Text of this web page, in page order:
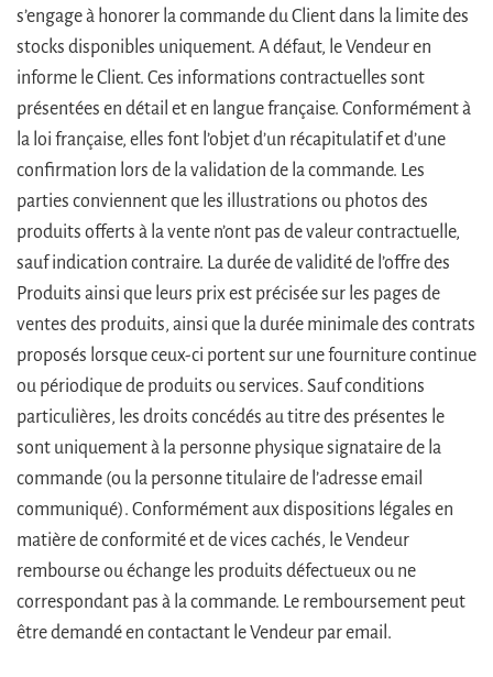
s’engage à honorer la commande du Client dans la limite des
stocks disponibles uniquement. A défaut, le Vendeur en
informe le Client. Ces informations contractuelles sont
présentées en détail et en langue française. Conformément à
la loi française, elles font l’objet d’un récapitulatif et d’une
confirmation lors de la validation de la commande. Les
parties conviennent que les illustrations ou photos des
produits offerts à la vente n’ont pas de valeur contractuelle,
sauf indication contraire. La durée de validité de l’offre des
Produits ainsi que leurs prix est précisée sur les pages de
ventes des produits, ainsi que la durée minimale des contrats
proposés lorsque ceux-ci portent sur une fourniture continue
ou périodique de produits ou services. Sauf conditions
particulières, les droits concédés au titre des présentes le
sont uniquement à la personne physique signataire de la
commande (ou la personne titulaire de l’adresse email
communiqué). Conformément aux dispositions légales en
matière de conformité et de vices cachés, le Vendeur
rembourse ou échange les produits défectueux ou ne
correspondant pas à la commande. Le remboursement peut
être demandé en contactant le Vendeur par email.